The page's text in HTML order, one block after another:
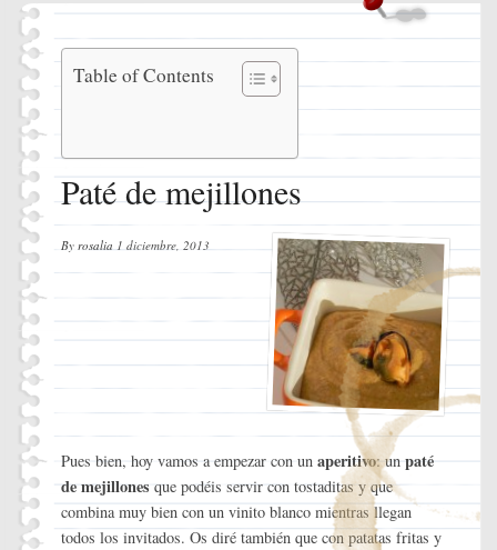
Table of Contents
Ingredientes
Paté de mejillones
By rosalia1 diciembre, 2013
Pues bien, hoy vamos a empezar con un aperitivo: un paté
de mejillones que podéis servir con tostaditas y que
combina muy bien con un vinito blanco mientras llegan
todos los invitados. Os diré también que con patatas fritas y